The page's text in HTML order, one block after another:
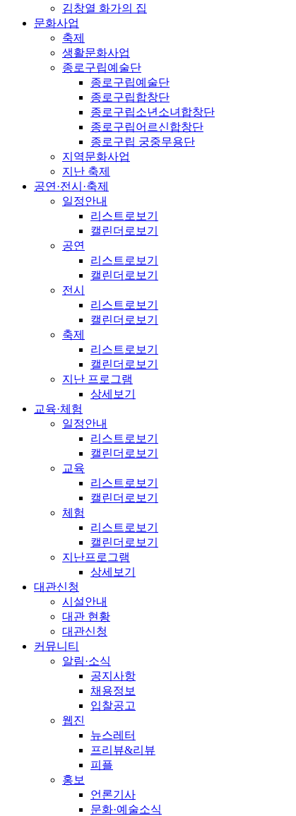
김창열 화가의 집
문화사업
축제
생활문화사업
종로구립예술단
종로구립예술단
종로구립합창단
종로구립소년소녀합창단
종로구립어르신합창단
종로구립 궁중무용단
지역문화사업
지난 축제
공연·전시·축제
일정안내
리스트로보기
캘린더로보기
공연
리스트로보기
캘린더로보기
전시
리스트로보기
캘린더로보기
축제
리스트로보기
캘린더로보기
지난 프로그램
상세보기
교육·체험
일정안내
리스트로보기
캘린더로보기
교육
리스트로보기
캘린더로보기
체험
리스트로보기
캘린더로보기
지난프로그램
상세보기
대관신청
시설안내
대관 현황
대관신청
커뮤니티
알림·소식
공지사항
채용정보
입찰공고
웹진
뉴스레터
프리뷰&리뷰
피플
홍보
언론기사
문화·예술소식